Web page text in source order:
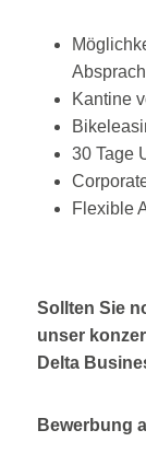
Kantine
30 Tage
Flexible
Sollten Sie
unser
Delta
Bewerbung